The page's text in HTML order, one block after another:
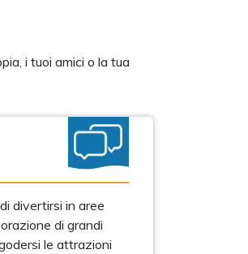
i tuoi amici o la tua
divertirsi in aree
di grandi
le attrazioni